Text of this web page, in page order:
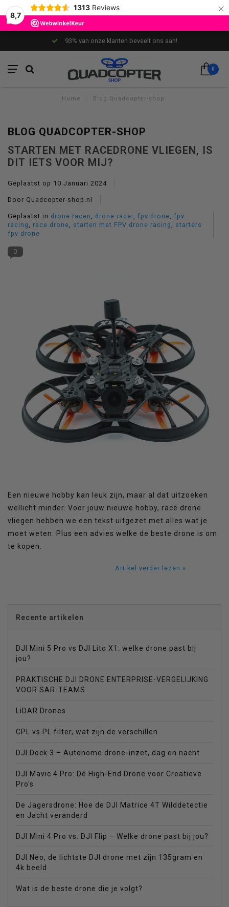
8,7
1313 Reviews ×
93% van onze klanten beveelt ons aan!
0
Home Blog Quadcopter-shop
BLOG QUADCOPTER-SHOP
STARTEN MET RACEDRONE VLIEGEN, IS
DIT IETS VOOR MIJ?
Geplaatst op 10 Januari 2024
Door Quadcopter-shop.nl
Geplaatst in drone racen drone racer fpv drone
fpv
racing
race drone starten met FPV drone racing
starters
fpv drone
0
Een nieuwe hobby kan leuk zijn, maar al dat uitzoeken
wellicht minder. Voor jouw nieuwe hobby, race drone
vliegen hebben we een tekst uitgezet met alles wat je
moet weten. Plus een advies welke de beste drone is om
te kopen.
Artikel verder lezen »
Recente artikelen
DJI Mini 5 Pro vs DJI Lito X1: welke drone past bij
jou?
PRAKTISCHE DJI DRONE ENTERPRISE-VERGELIJKING
VOOR SAR-TEAMS
LiDAR Drones
CPL vs PL filter, wat zijn de verschillen
DJI Dock 3 – Autonome drone-inzet, dag en nacht
DJI Mavic 4 Pro: Dé High-End Drone voor Creatieve
Pro's
De Jagersdrone: Hoe de DJI Matrice 4T Wilddetectie
en Jacht veranderd
DJI Mini 4 Pro vs. DJI Flip – Welke drone past bij jou?
DJI Neo, de lichtste DJI drone met zijn 135gram en
4k beeld
Wat is de beste drone die je volgt?